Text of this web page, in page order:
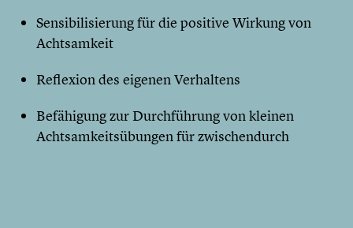
Sensibilisierung für die positive Wirkung von
Achtsamkeit
Reflexion des eigenen Verhaltens
Befähigung zur Durchführung von kleinen
Achtsamkeitsübungen für zwischendurch